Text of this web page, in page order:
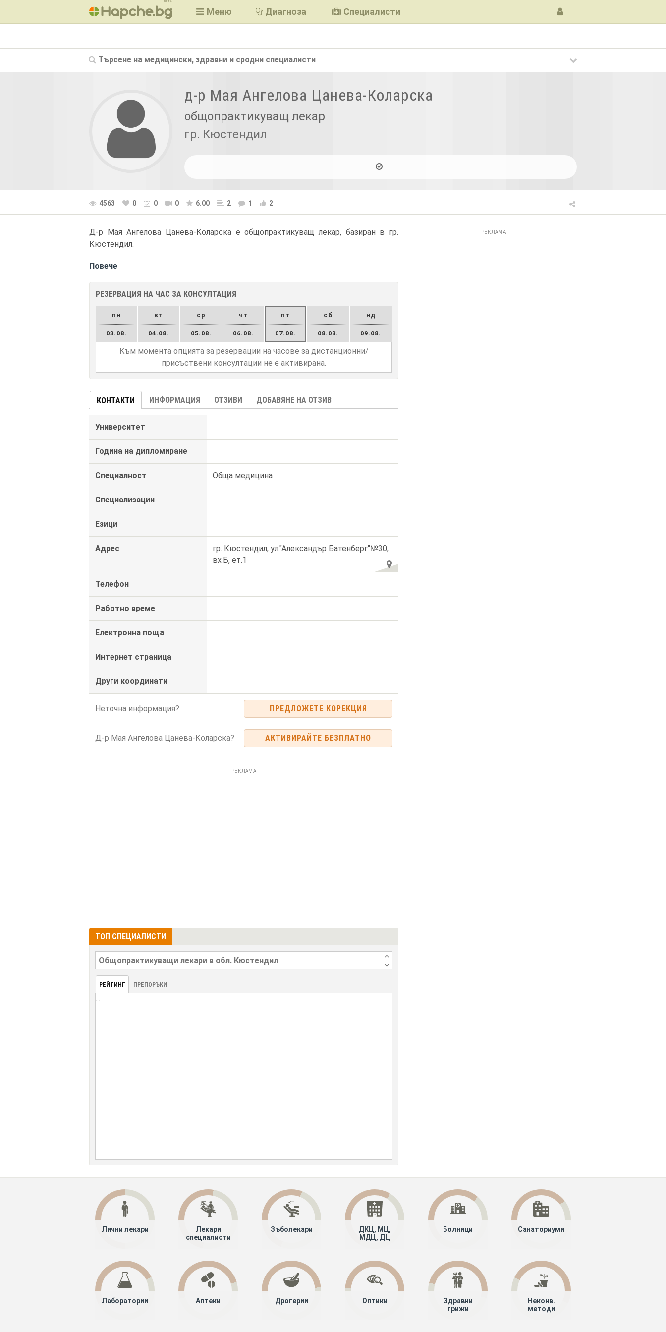
BETA
Меню Диагноза Специалисти
Търсене на медицински, здравни и сродни специалисти
д-р Мая Ангелова Цанева-Коларска
общопрактикуващ лекар
гр. Кюстендил
4563 0 0 0 6.00 2 1 2
Д-р Мая Ангелова Цанева-Коларска е общопрактикуващ лекар, базиран в гр.
Кюстендил.
Повече
РЕЗЕРВАЦИЯ НА ЧАС ЗА КОНСУЛТАЦИЯ
пн
03.08.
вт
04.08.
ср
05.08.
чт
06.08.
пт
07.08.
сб
08.08.
нд
09.08.
Към момента опцията за резервации на часове за дистанционни/
присъствени консултации не е активирана.
КОНТАКТИ ИНФОРМАЦИЯ ОТЗИВИ ДОБАВЯНЕ НА ОТЗИВ
Университет
Година на дипломиране
Специалност Обща медицина
Специализации
Езици
Адрес
гр. Кюстендил, ул."Александър Батенберг"№30,
вх.Б, ет.1
Телефон
Работно време
Електронна поща
Интернет страница
Други координати
Неточна информация? ПРЕДЛОЖЕТЕ КОРЕКЦИЯ
Д-р Мая Ангелова Цанева-Коларска? АКТИВИРАЙТЕ БЕЗПЛАТНО
РЕКЛАМА
ТОП СПЕЦИАЛИСТИ
РЕЙТИНГ ПРЕПОРЪКИ
...
РЕКЛАМА
Лични лекари
Лекари
специалисти
Зъболекари
ДКЦ, МЦ,
МДЦ, ДЦ
Болници Санаториуми
Лаборатории Аптеки Дрогерии Оптики
Здравни
грижи
Неконв.
методи